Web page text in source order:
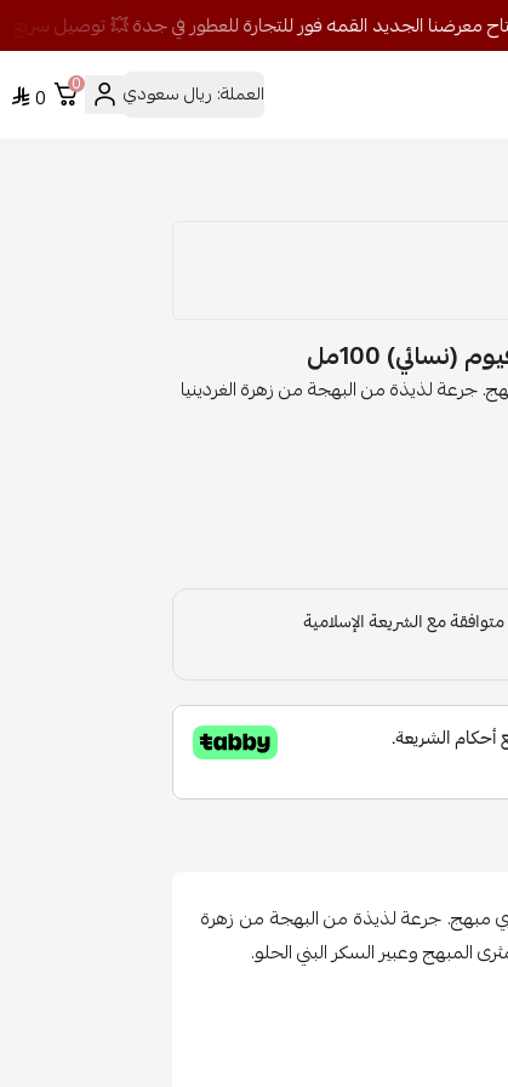
العملة: ريال سعودي 0
0
100مل
جرعة لذيذة من البهجة من زهرة الغردينيا
مبهج. جرعة لذيذة من البهجة من زهرة
المبهج وعبير السكر البني الحلو.